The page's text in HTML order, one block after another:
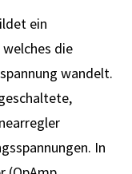
ein
die
wandelt.
In